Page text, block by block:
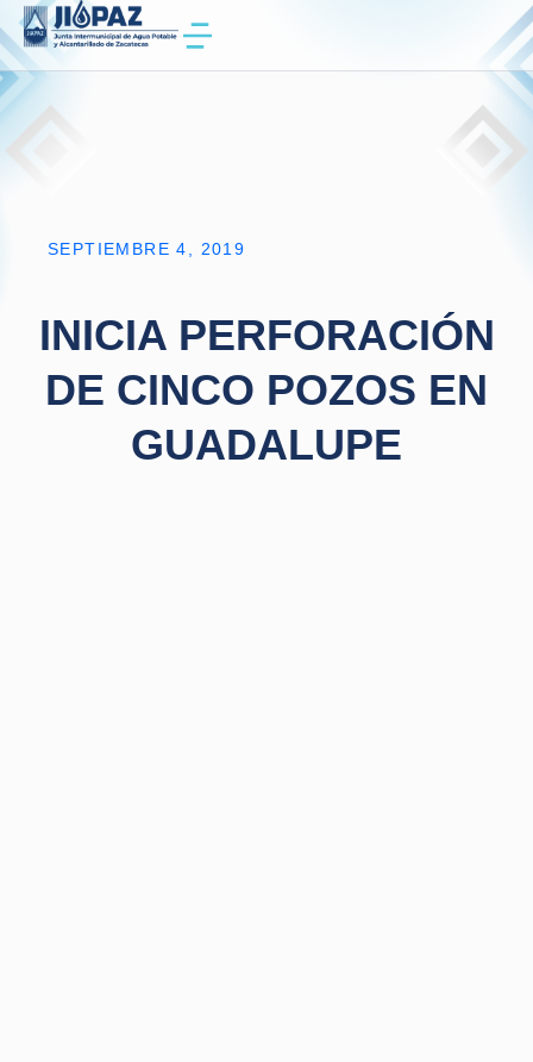
SEPTIEMBRE 4, 2019
INICIA PERFORACIÓN
DE CINCO POZOS EN
GUADALUPE